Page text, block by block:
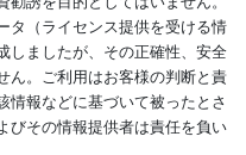
タ（ライセンス提供を受ける情
しましたが、その正確性、安全
ん。ご利用はお客様の判断と責
情報などに基づいて被ったとさ
びその情報提供者は責任を負い